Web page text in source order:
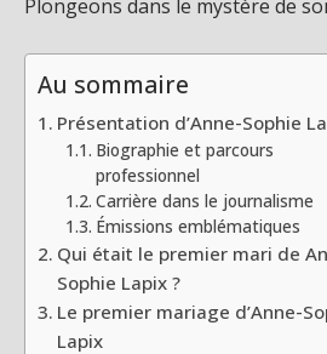
Plongeons dans le mystère de
Au sommaire
Présentation d’Anne-Sophie
Biographie et parcours
professionnel
Carrière dans le journalisme
Émissions emblématiques
Qui était le premier mari de
Sophie Lapix ?
Le premier mariage d’Anne-
Lapix